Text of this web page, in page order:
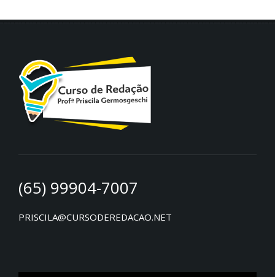
(65) 99904-7007
PRISCILA@CURSODEREDACAO.NET